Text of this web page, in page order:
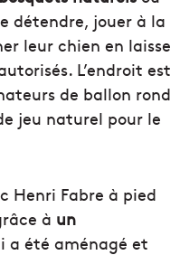
détendre, jouer à la
leur chien en laisse
L’endroit est
de ballon rond
jeu naturel pour le
Henri Fabre à pied
à un
a été aménagé et